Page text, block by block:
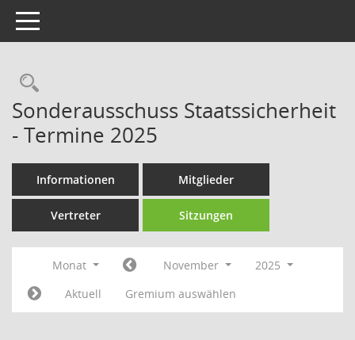
Toggle navigation
Rechercheauswahl
Sonderausschuss Staatssicherheit
- Termine 2025
Informationen Mitglieder
Vertreter Sitzungen
Monat November
2025
Aktuell
Gremium auswählen